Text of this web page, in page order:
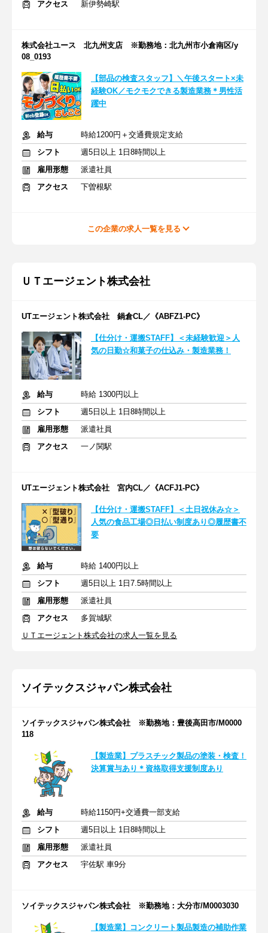
アクセス 新伊勢崎駅
株式会社ユース 北九州支店 ※勤務地：北九州市小倉南区/y
08_0193
【部品の検査スタッフ】＼午後スタート×未
経験OK／モクモクできる製造業務＊男性活
躍中
給与
時給1200円＋交通費規定支給
シフト
週5日以上 1日8時間以上
雇用形態
派遣社員
アクセス
下曽根駅
この企業の求人一覧を見る
ＵＴエージェント株式会社
UTエージェント株式会社 鍋倉CL／《ABFZ1-PC》
【仕分け・運搬STAFF】＜未経験歓迎＞人
気の日勤☆和菓子の仕込み・製造業務！
給与
時給 1300円以上
シフト
週5日以上 1日8時間以上
雇用形態
派遣社員
アクセス
一ノ関駅
UTエージェント株式会社 宮内CL／《ACFJ1-PC》
【仕分け・運搬STAFF】＜土日祝休み☆＞
人気の食品工場◎日払い制度あり◎履歴書不
要
給与
時給 1400円以上
シフト
週5日以上 1日7.5時間以上
雇用形態
派遣社員
アクセス
多賀城駅
ＵＴエージェント株式会社の求人一覧を見る
ソイテックスジャパン株式会社
ソイテックスジャパン株式会社 ※勤務地：豊後高田市/M0000
118
【製造業】プラスチック製品の塗装・検査！
決算賞与あり＊資格取得支援制度あり
給与
時給1150円+交通費一部支給
シフト
週5日以上 1日8時間以上
雇用形態
派遣社員
アクセス
宇佐駅 車9分
ソイテックスジャパン株式会社 ※勤務地：大分市/M0003030
【製造業】コンクリート製品製造の補助作業